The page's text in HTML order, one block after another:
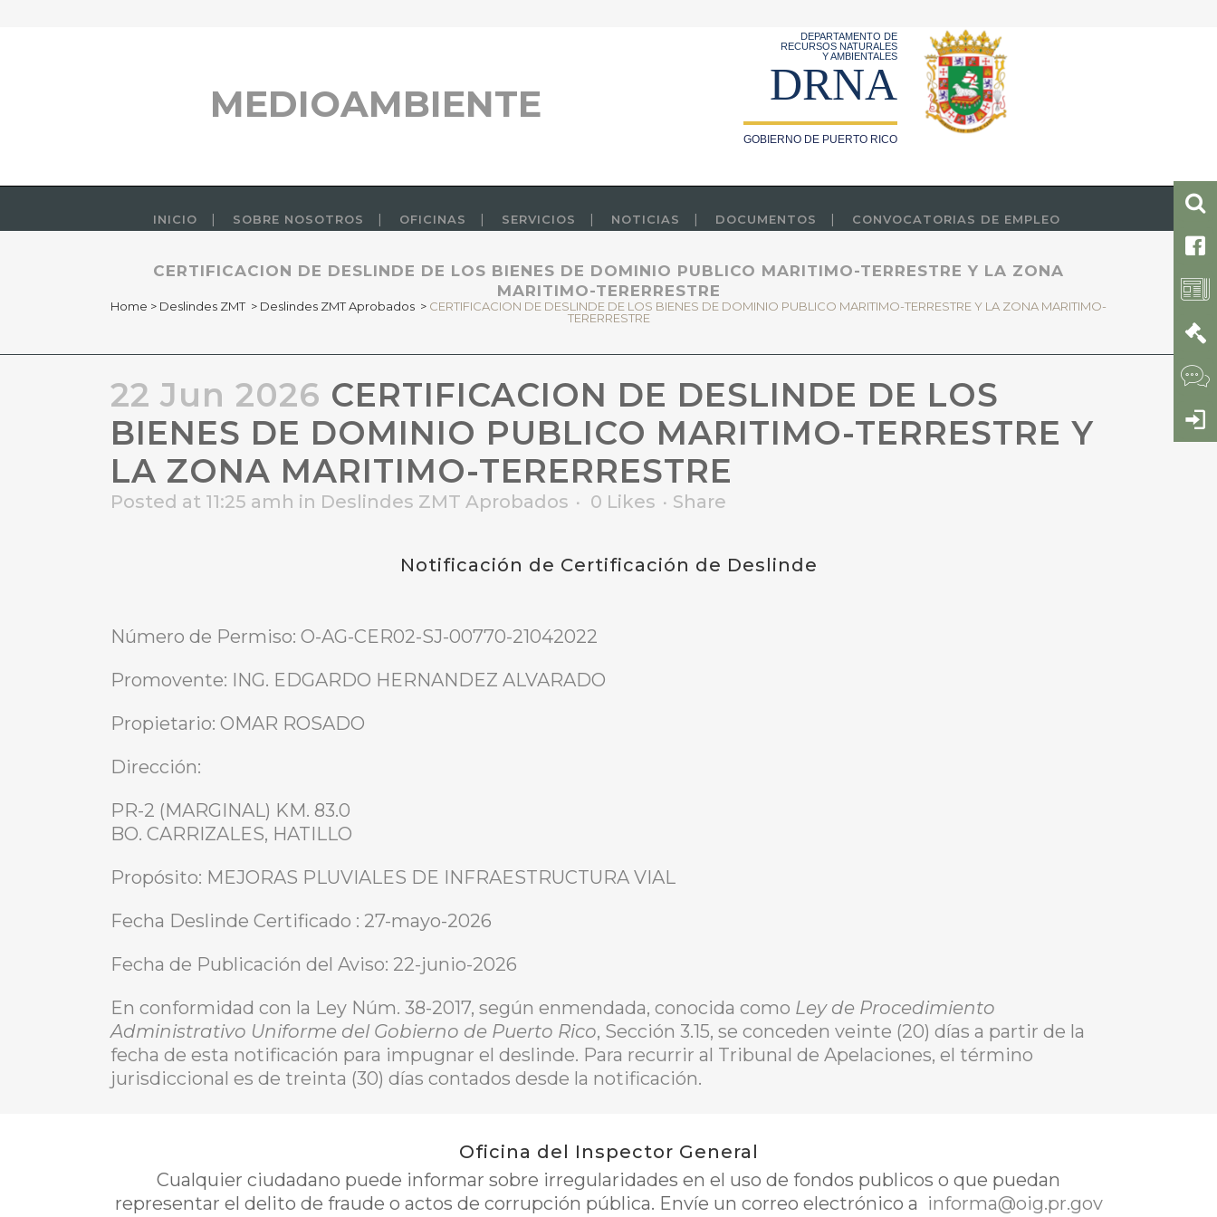
MEDIOAMBIENTE
DEPARTAMENTO DE
RECURSOS NATURALES
Y AMBIENTALES
DRNA
GOBIERNO DE PUERTO RICO
INICIO SOBRE NOSOTROS OFICINAS SERVICIOS NOTICIAS DOCUMENTOS CONVOCATORIAS DE EMPLEO
CERTIFICACION DE DESLINDE DE LOS BIENES DE DOMINIO PUBLICO MARITIMO-TERRESTRE Y LA ZONA
MARITIMO-TERERRESTRE
Home > Deslindes ZMT > Deslindes ZMT Aprobados > CERTIFICACION DE DESLINDE DE LOS BIENES DE DOMINIO PUBLICO MARITIMO-TERRESTRE Y LA ZONA MARITIMO-
TERERRESTRE
22 Jun 2026 CERTIFICACION DE DESLINDE DE LOS
BIENES DE DOMINIO PUBLICO MARITIMO-TERRESTRE Y
LA ZONA MARITIMO-TERERRESTRE
Posted at 11:25 amh in Deslindes ZMT Aprobados 0 Likes Share
Notificación de Certificación de Deslinde
Número de Permiso: O-AG-CER02-SJ-00770-21042022
Promovente: ING. EDGARDO HERNANDEZ ALVARADO
Propietario: OMAR ROSADO
Dirección:
PR-2 (MARGINAL) KM. 83.0
BO. CARRIZALES, HATILLO
Propósito: MEJORAS PLUVIALES DE INFRAESTRUCTURA VIAL
Fecha Deslinde Certificado : 27-mayo-2026
Fecha de Publicación del Aviso: 22-junio-2026
En conformidad con la Ley Núm. 38-2017, según enmendada, conocida como Ley de Procedimiento
Administrativo Uniforme del Gobierno de Puerto Rico, Sección 3.15, se conceden veinte (20) días a partir de la
fecha de esta notificación para impugnar el deslinde. Para recurrir al Tribunal de Apelaciones, el término
jurisdiccional es de treinta (30) días contados desde la notificación.
Oficina del Inspector General
Cualquier ciudadano puede informar sobre irregularidades en el uso de fondos publicos o que puedan
representar el delito de fraude o actos de corrupción pública. Envíe un correo electrónico a informa@oig.pr.gov